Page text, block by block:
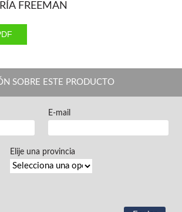
Cepilladoras -
Taladros de columna
FREEMAN
SOBRE ESTE PRODUCTO
E-mail
Elije una provincia